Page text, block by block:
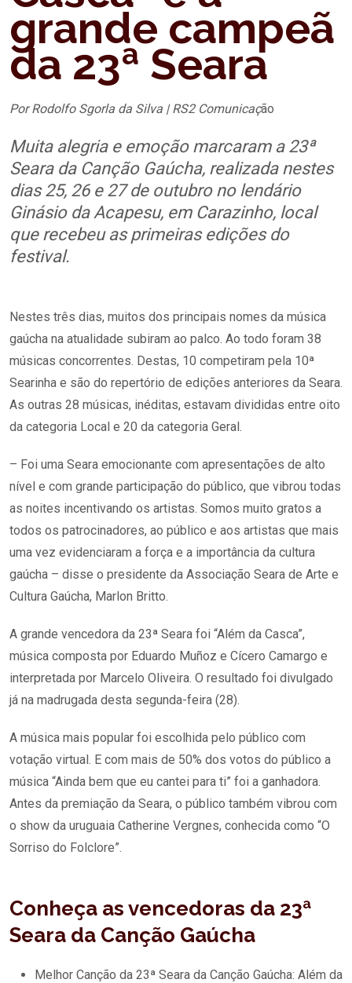
grande campeã
da 23ª Seara
Por Rodolfo Sgorla da Silva | RS2 Comunicação
Muita alegria e emoção marcaram a 23ª
Seara da Canção Gaúcha, realizada nestes
dias 25, 26 e 27 de outubro no lendário
Ginásio da Acapesu, em Carazinho, local
que recebeu as primeiras edições do
festival.
Nestes três dias, muitos dos principais nomes da música
gaúcha na atualidade subiram ao palco. Ao todo foram 38
músicas concorrentes. Destas, 10 competiram pela 10ª
Searinha e são do repertório de edições anteriores da Seara.
As outras 28 músicas, inéditas, estavam divididas entre oito
da categoria Local e 20 da categoria Geral.
– Foi uma Seara emocionante com apresentações de alto
nível e com grande participação do público, que vibrou todas
as noites incentivando os artistas. Somos muito gratos a
todos os patrocinadores, ao público e aos artistas que mais
uma vez evidenciaram a força e a importância da cultura
gaúcha – disse o presidente da Associação Seara de Arte e
Cultura Gaúcha, Marlon Britto.
A grande vencedora da 23ª Seara foi “Além da Casca”,
música composta por Eduardo Muñoz e Cícero Camargo e
interpretada por Marcelo Oliveira. O resultado foi divulgado
já na madrugada desta segunda-feira (28).
A música mais popular foi escolhida pelo público com
votação virtual. E com mais de 50% dos votos do público a
música “Ainda bem que eu cantei para ti” foi a ganhadora.
Antes da premiação da Seara, o público também vibrou com
o show da uruguaia Catherine Vergnes, conhecida como “O
Sorriso do Folclore”.
Conheça as vencedoras da 23ª
Seara da Canção Gaúcha
Melhor Canção da 23ª Seara da Canção Gaúcha: Além da